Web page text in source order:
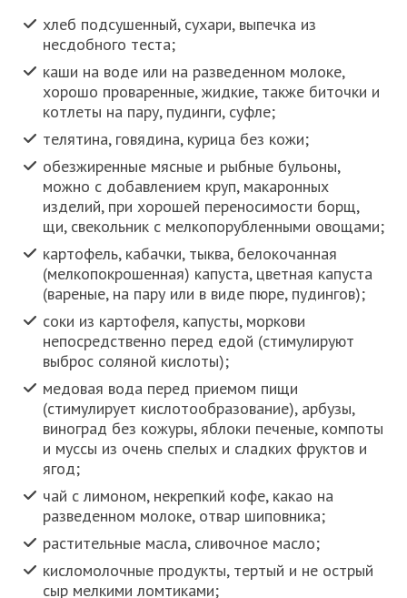
хлеб подсушенный, сухари, выпечка из
несдобного теста;
каши на воде или на разведенном молоке,
хорошо проваренные, жидкие, также биточки и
котлеты на пару, пудинги, суфле;
телятина, говядина, курица без кожи;
обезжиренные мясные и рыбные бульоны,
можно с добавлением круп, макаронных
изделий, при хорошей переносимости борщ,
щи, свекольник с мелкопорубленными овощами;
картофель, кабачки, тыква, белокочанная
(мелкопокрошенная) капуста, цветная капуста
(вареные, на пару или в виде пюре, пудингов);
соки из картофеля, капусты, моркови
непосредственно перед едой (стимулируют
выброс соляной кислоты);
медовая вода перед приемом пищи
(стимулирует кислотообразование), арбузы,
виноград без кожуры, яблоки печеные, компоты
и муссы из очень спелых и сладких фруктов и
ягод;
чай с лимоном, некрепкий кофе, какао на
разведенном молоке, отвар шиповника;
растительные масла, сливочное масло;
кисломолочные продукты, тертый и не острый
сыр мелкими ломтиками;